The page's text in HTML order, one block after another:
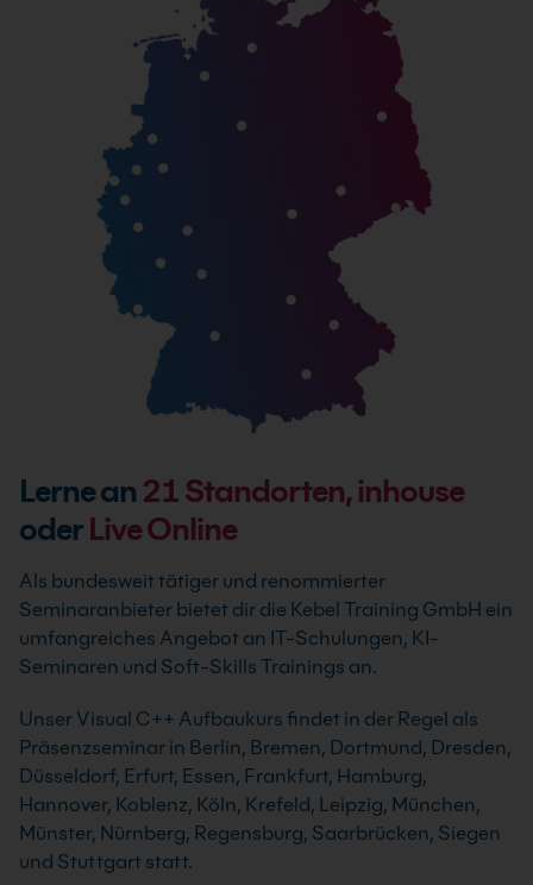
Lerne an 21Standorten, inhouse
oderLive Online
Als bundesweit tätiger und renommierter
Seminaranbieter bietet dir die Kebel Training GmbH ein
umfangreiches Angebot an IT-Schulungen, KI-
Seminaren und Soft-Skills Trainings an.
Unser Visual C++ Aufbaukurs findet in der Regel als
Präsenzseminar in Berlin, Bremen, Dortmund, Dresden,
Düsseldorf, Erfurt, Essen, Frankfurt, Hamburg,
Hannover, Koblenz, Köln, Krefeld, Leipzig, München,
Münster, Nürnberg, Regensburg, Saarbrücken, Siegen
und Stuttgart statt.